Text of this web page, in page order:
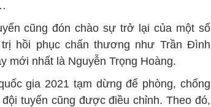
cũng đón chào sự trở lại của một số
hồi phục chấn thương như Trần Đình
mới nhất là Nguyễn Trọng Hoàng.
gia 2021 tạm dừng để phòng, chống
tuyển cũng được điều chỉnh. Theo đó,